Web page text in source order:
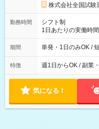
円の場合あり ・国
円（役割手当＋100円
間】試用期間なし
株式会社全国試験
勤務時間
シフト制
1日あたりの実働時
間は 試験により異
期間 単発・1日のみOK /
特徴 週1日からOK / 副業
気になる！